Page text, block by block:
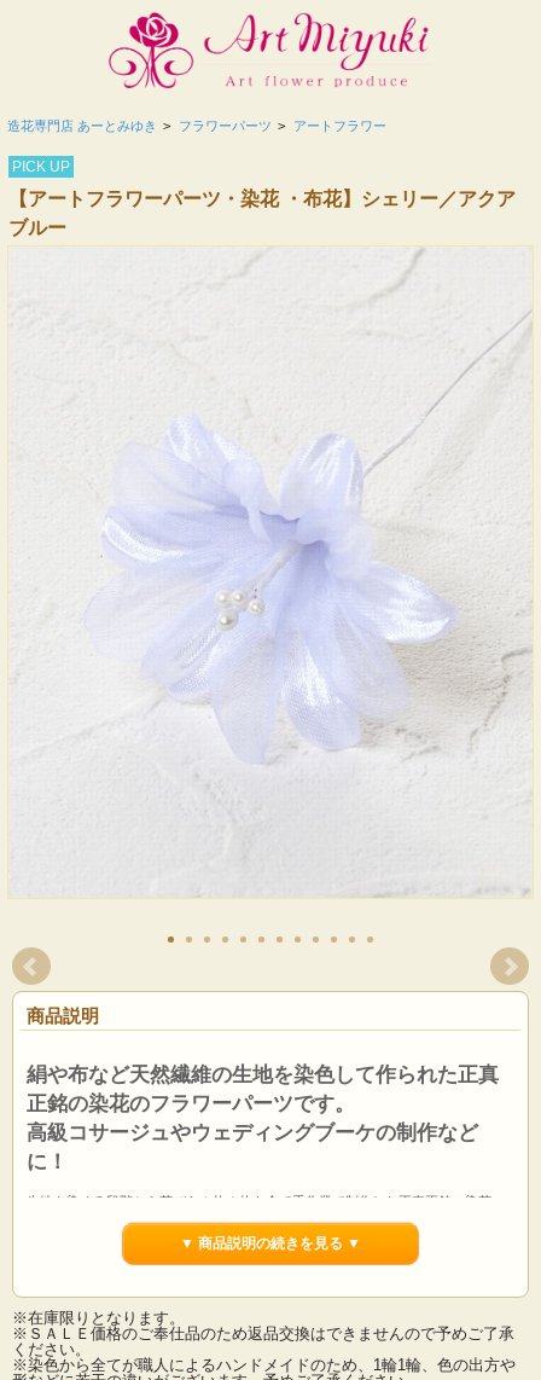
造花専門店 あーとみゆき > フラワーパーツ > アートフラワー
PICK UP
【アートフラワーパーツ・染花 ・布花】シェリー／アクア
ブルー
商品説明
絹や布など天然繊維の生地を染色して作られた正真
正銘の染花のフラワーパーツです。
高級コサージュやウェディングブーケの制作など
に！
生地を染める段階から花びら１枚１枚を全て手作業で制作した正真正銘の染花・
アートフラワーのフラワーパーツです。
もちろん、制作も材料も全て国内生産。
雰囲気のアートフラワーパーツ。
コサージュやブーケの制作などに最適です。
１枚１枚手染め・手作業で丁寧に作られた本物のアートフラワーは造花の中で最
も高級。
最高級の素材を使用した当社のアートフラワーは素材から生産まで全て国内・国
▼ 商品説明の続きを見る ▼
※在庫限りとなります。
※ＳＡＬＥ価格のご奉仕品のため返品交換はできませんので予めご了承
ください。
※染色から全てが職人によるハンドメイドのため、1輪1輪、色の出方や